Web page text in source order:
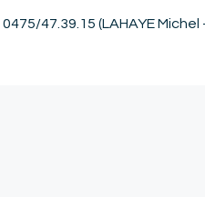
0475/47.39.15 (LAHAYE Michel